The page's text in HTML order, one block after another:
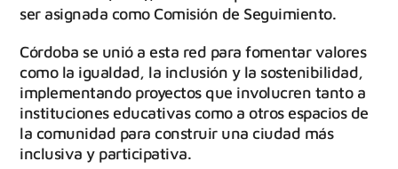
ser asignada como Comisión de Seguimiento.
Córdoba se unió a esta red para fomentar valores
como la igualdad, la inclusión y la sostenibilidad,
implementando proyectos que involucren tanto a
instituciones educativas como a otros espacios de
la comunidad para construir una ciudad más
inclusiva y participativa.